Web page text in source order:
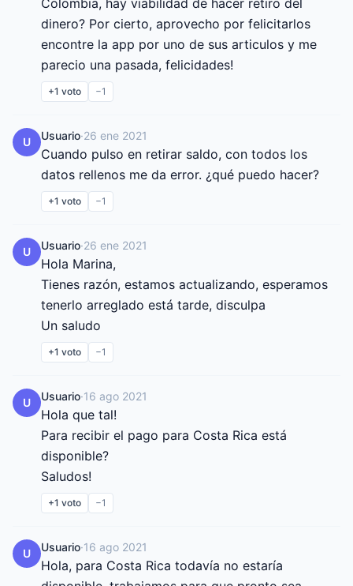
Colombia, hay viabilidad de hacer retiro del
dinero? Por cierto, aprovecho por felicitarlos
encontre la app por uno de sus articulos y me
parecio una pasada, felicidades!
+1 voto −1
U Usuario·26 ene 2021
Cuando pulso en retirar saldo, con todos los
datos rellenos me da error. ¿qué puedo hacer?
+1 voto −1
U Usuario·26 ene 2021
Hola Marina,
Tienes razón, estamos actualizando, esperamos
tenerlo arreglado está tarde, disculpa
Un saludo
+1 voto −1
U Usuario·16 ago 2021
Hola que tal!
Para recibir el pago para Costa Rica está
disponible?
Saludos!
+1 voto −1
U Usuario·16 ago 2021
Hola, para Costa Rica todavía no estaría